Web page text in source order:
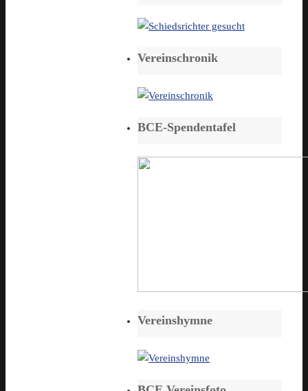
Vereinschronik
BCE-Spendentafel
Vereinshymne